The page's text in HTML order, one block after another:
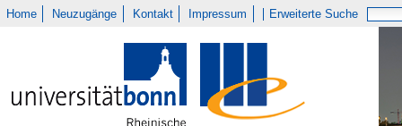
Home Neuzugänge Kontakt Impressum Erweiterte Suche